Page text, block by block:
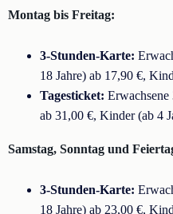
Montag bis Freitag:
3-Stunden-Karte:
18 Jahre) ab 17,90 €,
Tagesticket: Erwachsene
ab 31,00 €, Kinder (ab 4
Samstag, Sonntag und
3-Stunden-Karte:
18 Jahre) ab 23,00 €,